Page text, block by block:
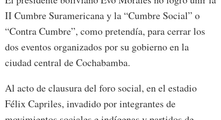
II Cumbre Suramericana y la “Cumbre Social” o
“Contra Cumbre”, como pretendía, para cerrar los
dos eventos organizados por su gobierno en la
ciudad central de Cochabamba.
Al acto de clausura del foro social, en el estadio
Félix Capriles, invadido por integrantes de